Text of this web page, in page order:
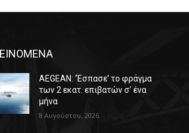
AEGEAN: ‘Έσπασε’ το φράγμα
των 2 εκατ. επιβατών σ’ ένα
μήνα
8 Αυγούστου, 2026